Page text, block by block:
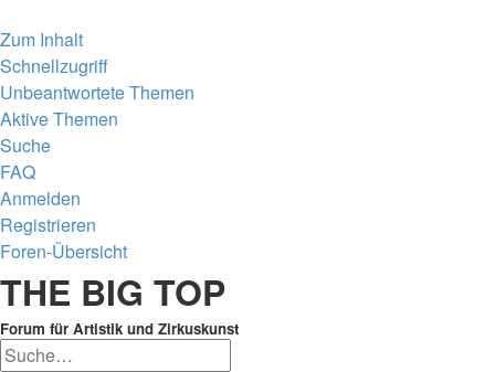
Zum Inhalt
Schnellzugriff
Unbeantwortete Themen
Aktive Themen
Suche
FAQ
Anmelden
Registrieren
Foren-Übersicht
Suche
THE BIG TOP
Forum für Artistik und Zirkuskunst